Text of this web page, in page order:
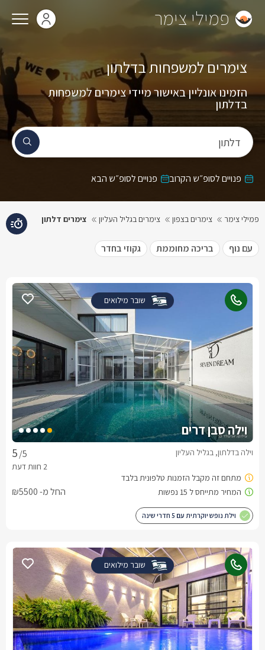
פמילי צימר
דלתון
צימרים למשפחות בדלתון
הזמינו אונליין באישור מיידי צימרים למשפחות
בדלתון
פנויים לסופ״ש הקרוב פנויים לסופ״ש הבא
פמילי צימר צימרים בצפון צימרים בגליל העליון צימרים דלתון
עם נוף בריכה מחוממת גקוזי בחדר
שובר מילואים
וילה סבן דרים
/5 וילה בדלתון, בגליל העליון
החל מ- ₪5500
וילת נופש יוקרתית עם 5 חדרי שינה
שובר מילואים